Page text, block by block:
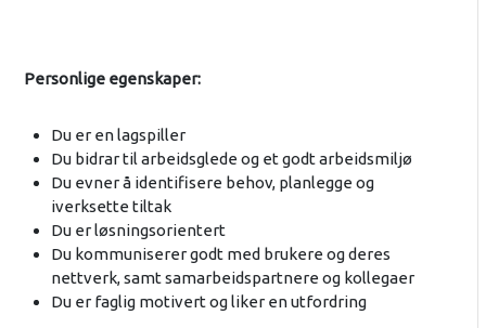
Personlige egenskaper:
Du er en lagspiller
Du bidrar til arbeidsglede og et godt arbeidsmiljø
Du evner å identifisere behov, planlegge og
iverksette tiltak
Du er løsningsorientert
Du kommuniserer godt med brukere og deres
nettverk, samt samarbeidspartnere og kollegaer
Du er faglig motivert og liker en utfordring